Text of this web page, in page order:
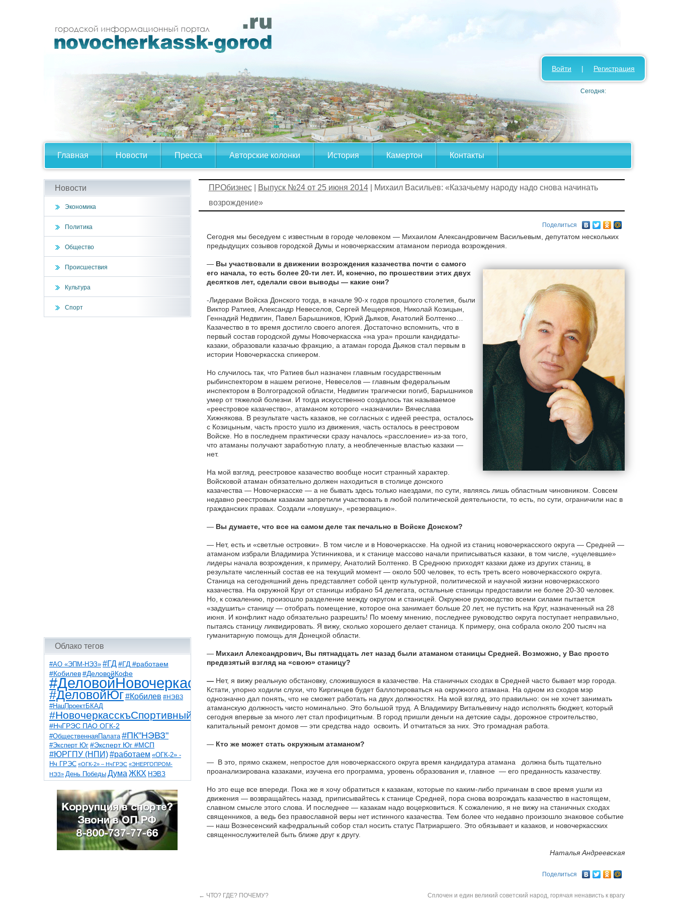
Главная Новости Пресса Авторские колонки История Камертон Контакты
Войти | Регистрация
Сегодня:
Новости
Экономика
Политика
Общество
Происшествия
Культура
Спорт
Облако тегов
#АО «ЭПМ-НЭЗ» #ГД #ГД #работаем
#Кобилев #ДеловойКофе
#ДеловойНовочеркасск
#ДеловойЮг#Кобилев #НЭВЗ
#НацПроектБКАД
#НовочеркасскъСпортивный
#НчГРЭС ПАО ОГК-2
#ОбщественнаяПалата #ПК"НЭВЗ"
#Эксперт Юг #Эксперт Юг #МСП
#ЮРГПУ (НПИ)#работаем «ОГК-2» -
Нч ГРЭС «ОГК-2» – НчГРЭС «ЭНЕРГОПРОМ-
НЭЗ» День Победы Дума ЖКХ НЭВЗ
НчГРЭС ТНТ
благоустройствоветераны выборы
детидороги казаки коррупция космос
общественная палата парк пожар роща
спорт театр транспорт художники
ПРОбизнес| Выпуск №24 от 25 июня 2014| Михаил Васильев: «Казачьему народу надо снова начинать
возрождение»
Поделиться
Сегодня мы беседуем с известным в городе человеком — Михаилом Александровичем Васильевым, депутатом нескольких
предыдущих созывов городской Думы и новочеркасским атаманом периода возрождения.
— Вы участвовали в движении возрождения казачества почти с самого
его начала, то есть более 20-ти лет. И, конечно, по прошествии этих двух
десятков лет, сделали свои выводы — какие они?
-Лидерами Войска Донского тогда, в начале 90-х годов прошлого столетия, были
Виктор Ратиев, Александр Невеселов, Сергей Мещеряков, Николай Козицын,
Геннадий Недвигин, Павел Барышников, Юрий Дьяков, Анатолий Болтенко…
Казачество в то время достигло своего апогея. Достаточно вспомнить, что в
первый состав городской думы Новочеркасска «на ура» прошли кандидаты-
казаки, образовали казачью фракцию, а атаман города Дьяков стал первым в
истории Новочеркасска спикером.
Но случилось так, что Ратиев был назначен главным государственным
рыбинспектором в нашем регионе, Невеселов — главным федеральным
инспектором в Волгоградской области, Недвигин трагически погиб, Барышников
умер от тяжелой болезни. И тогда искусственно создалось так называемое
«реестровое казачество», атаманом которого «назначили» Вячеслава
Хижнякова. В результате часть казаков, не согласных с идеей реестра, осталось
с Козицыным, часть просто ушло из движения, часть осталось в реестровом
Войске. Но в последнем практически сразу началось «расслоение» из-за того,
что атаманы получают заработную плату, а необлеченные властью казаки —
нет.
На мой взгляд, реестровое казачество вообще носит странный характер.
Войсковой атаман обязательно должен находиться в столице донского
казачества — Новочеркасске — а не бывать здесь только наездами, по сути, являясь лишь областным чиновником. Совсем
недавно реестровым казакам запретили участвовать в любой политической деятельности, то есть, по сути, ограничили нас в
гражданских правах. Создали «ловушку», «резервацию».
— Вы думаете, что все на самом деле так печально в Войске Донском?
— Нет, есть и «светлые островки». В том числе и в Новочеркасске. На одной из станиц новочеркасского округа — Средней —
атаманом избрали Владимира Устинникова, и к станице массово начали приписываться казаки, в том числе, «уцелевшие»
лидеры начала возрождения, к примеру, Анатолий Болтенко. В Среднюю приходят казаки даже из других станиц, в
результате численный состав ее на текущий момент — около 500 человек, то есть треть всего новочеркасского округа.
Станица на сегодняшний день представляет собой центр культурной, политической и научной жизни новочеркасского
казачества. На окружной Круг от станицы избрано 54 делегата, остальные станицы предоставили не более 20-30 человек.
Но, к сожалению, произошло разделение между округом и станицей. Окружное руководство всеми силами пытается
«задушить» станицу — отобрать помещение, которое она занимает больше 20 лет, не пустить на Круг, назначенный на 28
июня. И конфликт надо обязательно разрешить! По моему мнению, последнее руководство округа поступает неправильно,
пытаясь станицу ликвидировать. Я вижу, сколько хорошего делает станица. К примеру, она собрала около 200 тысяч на
гуманитарную помощь для Донецкой области.
— Михаил Александрович, Вы пятнадцать лет назад были атаманом станицы Средней. Возможно, у Вас просто
предвзятый взгляд на «свою» станицу?
— Нет, я вижу реальную обстановку, сложившуюся в казачестве. На станичных сходах в Средней часто бывает мэр города.
Кстати, упорно ходили слухи, что Киргинцев будет баллотироваться на окружного атамана. На одном из сходов мэр
однозначно дал понять, что не сможет работать на двух должностях. На мой взгляд, это правильно: он не хочет занимать
атаманскую должность чисто номинально. Это большой труд. А Владимиру Витальевичу надо исполнять бюджет, который
сегодня впервые за много лет стал профицитным. В город пришли деньги на детские сады, дорожное строительство,
капитальный ремонт домов — эти средства надо освоить. И отчитаться за них. Это громадная работа.
— Кто же может стать окружным атаманом?
— В это, прямо скажем, непростое для новочеркасского округа время кандидатура атамана должна быть тщательно
проанализирована казаками, изучена его программа, уровень образования и, главное — его преданность казачеству.
Но это еще все впереди. Пока же я хочу обратиться к казакам, которые по каким-либо причинам в свое время ушли из
движения — возвращайтесь назад, приписывайтесь к станице Средней, пора снова возрождать казачество в настоящем,
славном смысле этого слова. И последнее — казакам надо воцерковиться. К сожалению, я не вижу на станичных сходах
священников, а ведь без православной веры нет истинного казачества. Тем более что недавно произошло знаковое событие
— наш Вознесенский кафедральный собор стал носить статус Патриаршего. Это обязывает и казаков, и новочеркасских
священнослужителей быть ближе друг к другу.
Наталья Андреевская
Поделиться
← ЧТО? ГДЕ? ПОЧЕМУ?
Cплочен и един великий советский народ, горячая ненависть к врагу